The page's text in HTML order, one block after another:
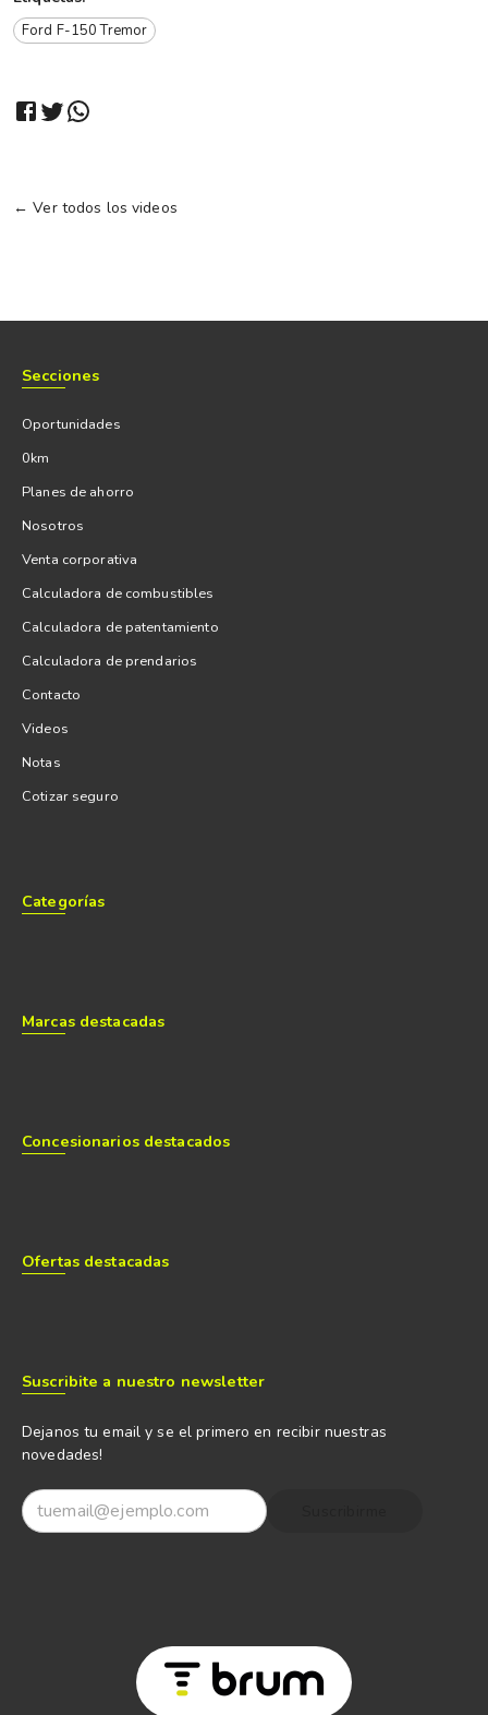
Ford F-150 Tremor
← Ver todos los videos
Secciones
Oportunidades
0km
Planes de ahorro
Nosotros
Venta corporativa
Calculadora de combustibles
Calculadora de patentamiento
Calculadora de prendarios
Contacto
Videos
Notas
Cotizar seguro
Categorías
Marcas destacadas
Concesionarios destacados
Ofertas destacadas
Suscribite a nuestro newsletter
Dejanos tu email y se el primero en recibir nuestras
novedades!